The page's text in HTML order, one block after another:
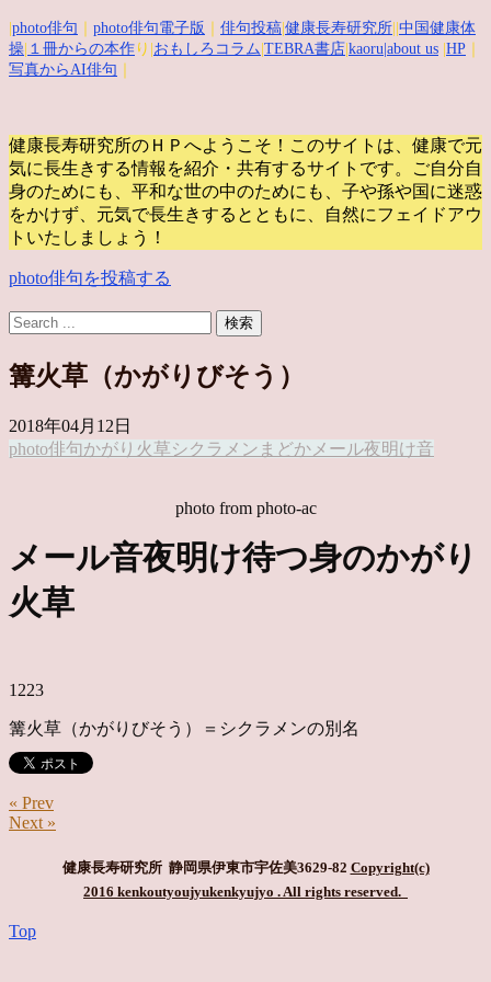
photo俳句 photo俳句電子版 俳句投稿 健康長寿研究所 中国健康体
操 １冊からの本作 り| おもしろコラム TEBRA書店 kaoru |about us HP
写真からAI俳句
健康長寿研究所のＨＰへようこそ！このサイトは、健康で元
気に長生きする情報を紹介・共有するサイトです。
ご自分自
身のためにも、平和な世の中のためにも、子や孫や国に迷惑
をかけず、元気で長生きするとともに、自然にフェイドアウ
トいたしましょう！
photo俳句を投稿する
篝火草（かがりびそう）
2018年04月12日
photo俳句かがり火草シクラメン まどか メール夜明け音
photo from photo-ac
メール音夜明け待つ身のかがり
火草
1223
篝火草（かがりびそう）＝シクラメンの別名
« Prev
Next »
健康長寿研究所 静岡県伊東市宇佐美3629-82 Copyright(c)
2016 kenkoutyoujyukenkyujyo . All rights reserved.
Top